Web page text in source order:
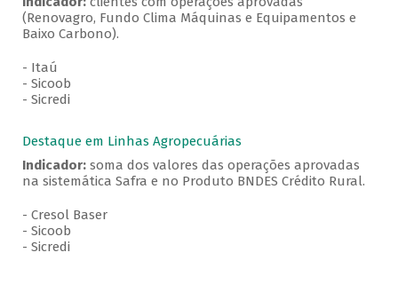
(Renovagro, Fundo Clima Máquinas e Equipamentos e
Baixo Carbono).
- Itaú
- Sicoob
- Sicredi
Destaque em Linhas Agropecuárias
Indicador: soma dos valores das operações aprovadas
na sistemática Safra e no Produto BNDES Crédito Rural.
- Cresol Baser
- Sicoob
- Sicredi